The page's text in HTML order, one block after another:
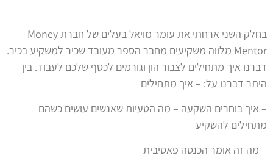
בחלק השני ארחתי את עומר מויאל בעלים של חברת Money
Mentor מלווה משקיעים מחבר הספר מעובד שכיר למשקיע בכיר.
דברנו איך מתחילים לצבור הון וגורמים לכסף שלכם לעבוד. בין
היתר דברנו על: – איך מתחילים
– איך בוחרים השקעה – מה הטעיות שאנשים עושים כשהם
מתחילים להשקיע
– מה זה אומר הכנסה פאסיבית